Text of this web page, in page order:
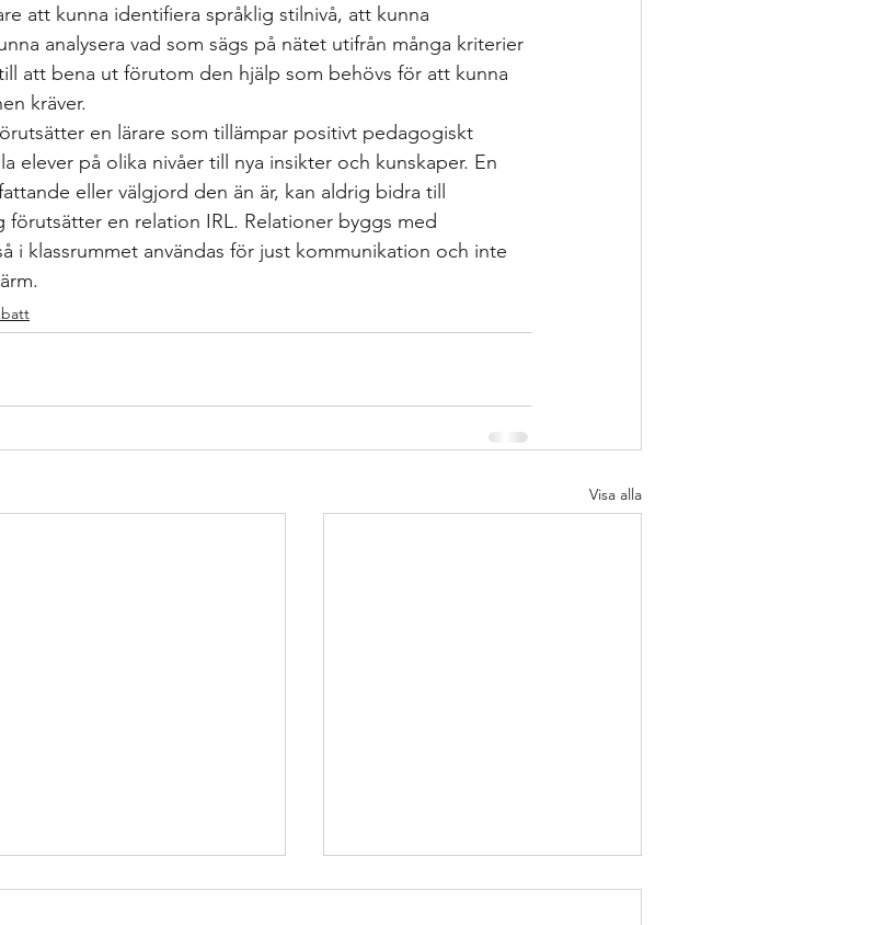
att kunna identifiera språklig stilnivå, att kunna
analysera vad som sägs på nätet utifrån många kriterier
att bena ut förutom den hjälp som behövs för att kunna
kräver.
en lärare som tillämpar positivt pedagogiskt
elever på olika nivåer till nya insikter och kunskaper. En
eller välgjord den än är, kan aldrig bidra till
en relation IRL. Relationer byggs med
i klassrummet användas för just kommunikation och inte
Visa alla